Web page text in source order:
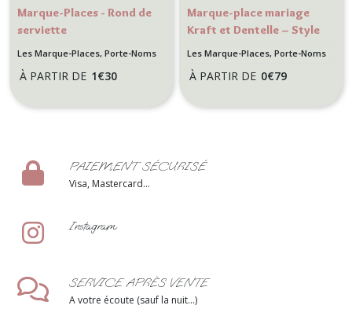
Marque-Places - Rond de
serviette
Les Marque-Places, Porte-Noms
À PARTIR DE 1€30
Marque-place mariage
Kraft et Dentelle – Style
Champêtre, Bohème et
Les Marque-Places, Porte-Noms
À PARTIR DE 0€79
PAIEMENT SÉCURISÉ
Visa, Mastercard...
Instagram
SERVICE APRÈS VENTE
A votre écoute (sauf la nuit...)